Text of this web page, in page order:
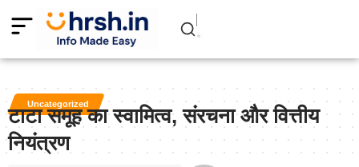
Uncategorized
टाटा समूह का स्वामित्व, संरचना और वित्तीय
नियंत्रण